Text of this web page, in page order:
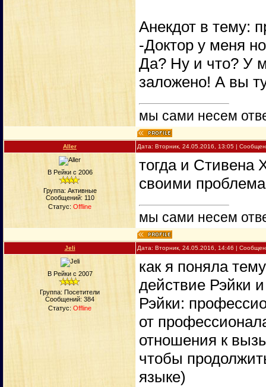
Анекдот в тему:
-Доктор у меня
Да? Ну и что? У
заложено! А вы
мы сами несем
Aller Дата: Вторник, 24.05.2016, 13:05 |
В Рейки с 2006
Группа: Активные
Сообщений: 110
Статус: Offline
тогда и Стивена
своими
мы сами несем
Jeli Дата: Вторник, 24.05.2016, 14:46 |
В Рейки с 2007
Группа: Посетители
Сообщений: 384
Статус: Offline
как я понялa
действие Рэйки
Рэйки:
от
отношения к
чтобы
языке)